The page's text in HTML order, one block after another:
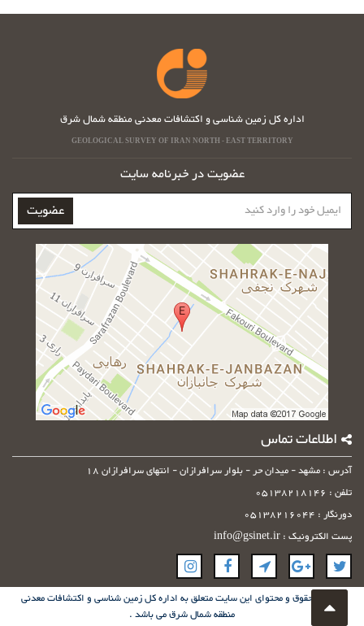
اطلاعات تماس
آدرس : مشهد - میدان حر - بلوار سرافرازان - انتهای سرافرازان 18
تلفن : 05138218146
دورنگار : 05138216044
پست الکترونیک : info@gsinet.ir
اداره کل زمین شناسی و اکتشافات معدنی منطقه شمال شرق
GEOLOGICAL SURVEY OF IRAN NORTH - EAST TERRITORY
عضویت در خبرنامه سایت
ایمیل
خود
را
عضویت
© کلیه حقوق و محتوای این سایت متعلق به اداره کل زمین شناسی و اکتشافات معدنی
منطقه شمال شرق می باشد .